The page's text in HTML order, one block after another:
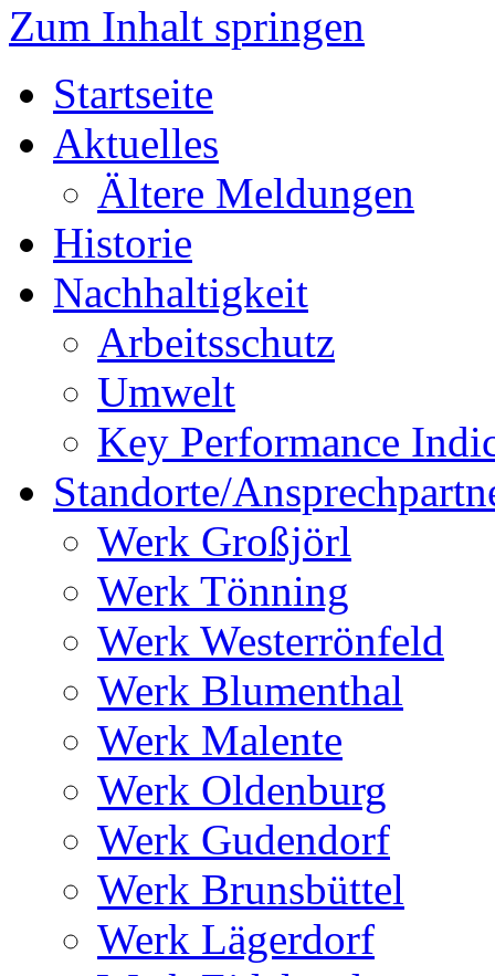
Zum Inhalt springen
Startseite
Aktuelles
Ältere Meldungen
Historie
Nachhaltigkeit
Arbeitsschutz
Umwelt
Key Performance
Standorte/
Werk Großjörl
Werk Tönning
Werk Westerrönfeld
Werk Blumenthal
Werk Malente
Werk Oldenburg
Werk Gudendorf
Werk Brunsbüttel
Werk Lägerdorf